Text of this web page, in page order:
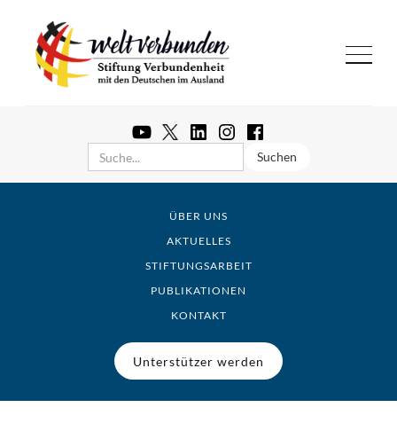
ÜBER UNS
AKTUELLES
STIFTUNGSARBEIT
PUBLIKATIONEN
KONTAKT
Unterstützer werden